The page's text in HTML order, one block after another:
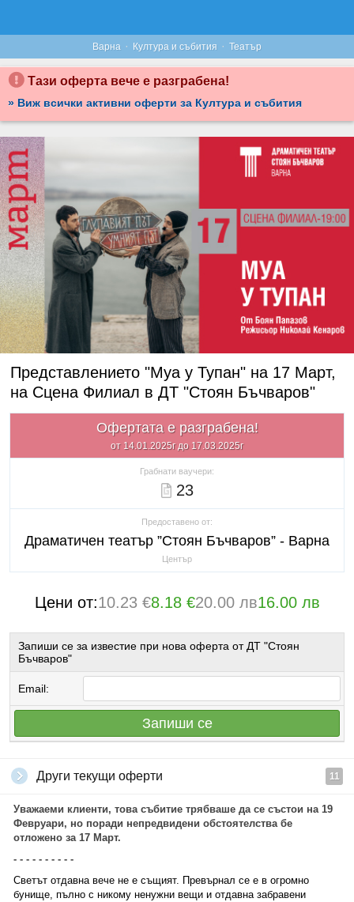
Варна · Култура и събития · Театър
Тази оферта вече е разграбена!
» Виж всички активни оферти за Култура и събития
Представлението "Муа у Тупан" на 17 Март,
на Сцена Филиал в ДТ "Стоян Бъчваров"
Офертата е разграбена!
от 14.01.2025г до 17.03.2025г
Грабнати ваучери:
23
Предоставено от:
Драматичен театър ”Стоян Бъчваров” - Варна
Център
Цени от:10.23 €8.18 €20.00 лв16.00 лв
Запиши се за известие при нова оферта от ДТ "Стоян
Бъчваров"
Email:
Запиши се
Други текущи оферти 11
Уважаеми клиенти, това събитие трябваше да се състои на 19
Февруари, но поради непредвидени обстоятелства бе
отложено за 17 Март.
- - - - - - - - - -
Светът отдавна вече не е същият. Превърнал се е в огромно
бунище, пълно с никому ненужни вещи и отдавна забравени